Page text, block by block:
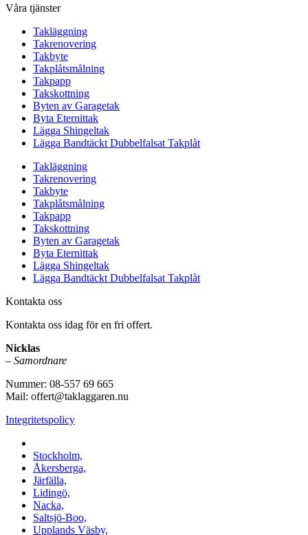
Våra tjänster
Takläggning
Takrenovering
Takbyte
Takplåtsmålning
Takpapp
Takskottning
Byten av Garagetak
Byta Eternittak
Lägga Shingeltak
Lägga Bandtäckt Dubbelfalsat Takplåt
Takläggning
Takrenovering
Takbyte
Takplåtsmålning
Takpapp
Takskottning
Byten av Garagetak
Byta Eternittak
Lägga Shingeltak
Lägga Bandtäckt Dubbelfalsat Takplåt
Kontakta oss
Kontakta oss idag för en fri offert.
Nicklas
– Samordnare
Nummer: 08-557 69 665
Mail: offert@taklaggaren.nu
Integritetspolicy
Stockholm,
Åkersberga,
Järfälla,
Lidingö,
Nacka,
Saltsjö-Boo,
Upplands Väsby,